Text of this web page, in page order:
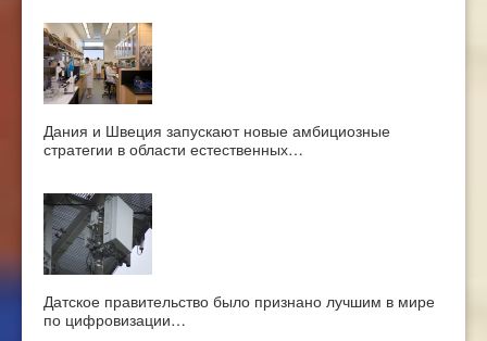
Дания и Швеция запускают новые амбициозные
стратегии в области естественных…
Датское правительство было признано лучшим в мире
по цифровизации…